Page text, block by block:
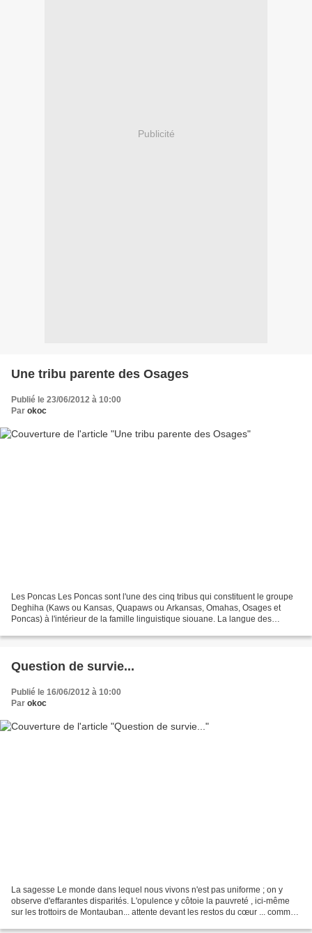
Publicité
Une tribu parente des Osages
Publié le 23/06/2012 à 10:00
Par okoc
Les Poncas Les Poncas sont l'une des cinq tribus qui constituent le groupe
Deghiha (Kaws ou Kansas, Quapaws ou Arkansas, Omahas, Osages et
Poncas) à l'intérieur de la famille linguistique siouane. La langue des
Question de survie...
Publié le 16/06/2012 à 10:00
Par okoc
La sagesse Le monde dans lequel nous vivons n'est pas uniforme ; on y
observe d'effarantes disparités. L'opulence y côtoie la pauvreté , ici-même
sur les trottoirs de Montauban... attente devant les restos du cœur ... comme